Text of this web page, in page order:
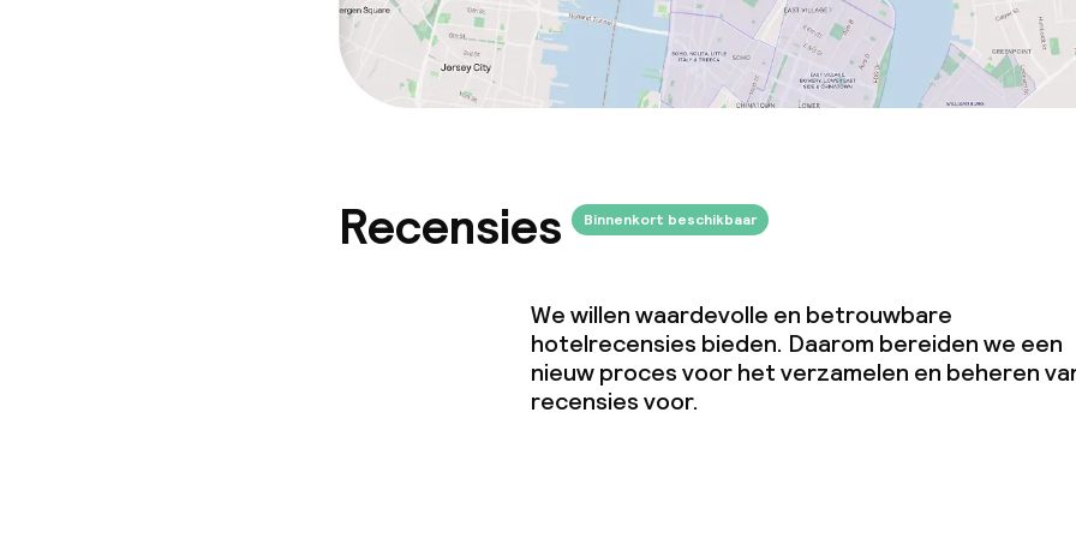
Recensies Binnenkort beschikbaar
We willen waardevolle en betrouwbare
hotelrecensies bieden. Daarom bereiden we een
nieuw proces voor het verzamelen en beheren
recensies voor.